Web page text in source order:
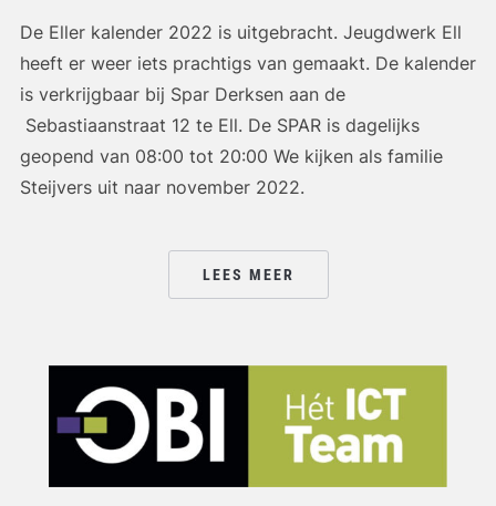
De Eller kalender 2022 is uitgebracht. Jeugdwerk Ell
heeft er weer iets prachtigs van gemaakt. De kalender
is verkrijgbaar bij Spar Derksen aan de
Sebastiaanstraat 12 te Ell. De SPAR is dagelijks
geopend van 08:00 tot 20:00 We kijken als familie
Steijvers uit naar november 2022.
LEES MEER